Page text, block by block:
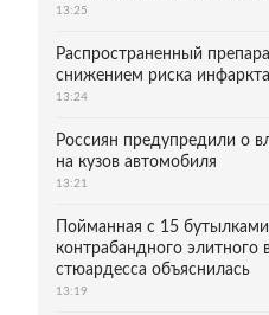
13:25
Распространенный
снижением риска
13:24
Россиян предупредили о
на кузов автомобиля
13:21
Пойманная с 15 бутылками
контрабандного элитного
стюардесса объяснилась
13:19